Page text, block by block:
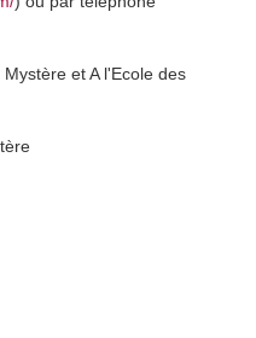
et A l'Ecole des